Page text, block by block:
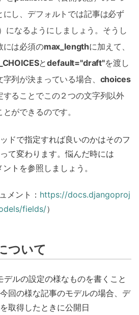
し、デフォルトでは記事は必ず
になるようにしましょう。そうし
には必須のmax_lengthに加えて、
とdefault="draft"を渡し
列が決まっている場合、 choices
することでこの２つの文字列以外
ができるのです。
ドで指定すれば良いのかはそのフ
て変わります。悩んだ時には
トを参照しましょう。
メント： https://docs.djangoproj
fields/）
ついて
デルの設定の様なものを書くこと
回の様な記事のモデルの場合、デ
取得したときに公開日